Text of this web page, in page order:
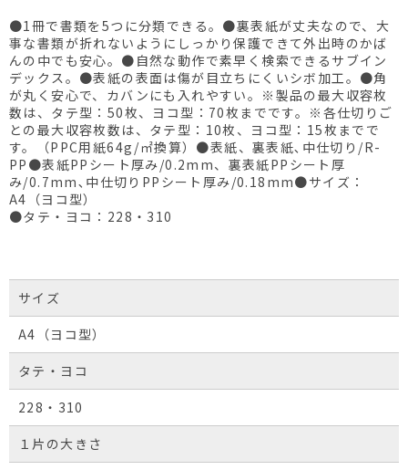
●1冊で書類を5つに分類できる。●裏表紙が丈夫なので、大
事な書類が折れないようにしっかり保護できて外出時のかば
んの中でも安心。●自然な動作で素早く検索できるサブイン
デックス。●表紙の表面は傷が目立ちにくいシボ加工。●角
が丸く安心で、カバンにも入れやすい。※製品の最大収容枚
数は、タテ型：50枚、ヨコ型：70枚までです。※各仕切りご
との最大収容枚数は、タテ型：10枚、ヨコ型：15枚までで
す。（PPC用紙64g/㎡換算）●表紙、裏表紙､中仕切り/R-
PP●表紙PPシート厚み/0.2mm、裏表紙PPシート厚
み/0.7mm､中仕切りPPシート厚み/0.18mm●サイズ：
A4（ヨコ型）
●タテ・ヨコ：228・310
サイズ
A4（ヨコ型）
タテ・ヨコ
228・310
１片の大きさ